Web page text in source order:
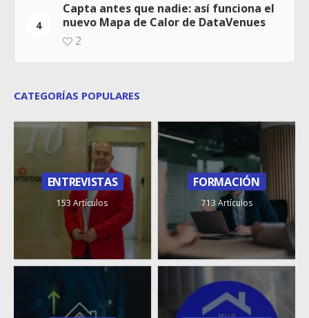
4
Capta antes que nadie: así funciona el
nuevo Mapa de Calor de DataVenues
2
CATEGORÍAS POPULARES
ENTREVISTAS
153 Artículos
FORMACIÓN
713 Artículos